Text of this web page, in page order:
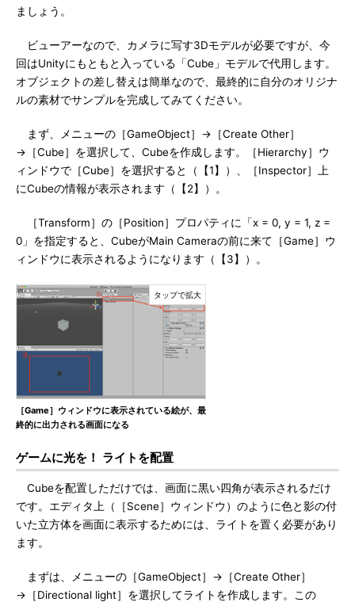
ましょう。
ビューアーなので、カメラに写す3Dモデルが必要ですが、今
回はUnityにもともと入っている「Cube」モデルで代用します。
オブジェクトの差し替えは簡単なので、最終的に自分のオリジナ
ルの素材でサンプルを完成してみてください。
まず、メニューの［GameObject］→［Create Other］
→［Cube］を選択して、Cubeを作成します。［Hierarchy］ウ
ィンドウで［Cube］を選択すると（【1】）、［Inspector］上
にCubeの情報が表示されます（【2】）。
［Transform］の［Position］プロパティに「x = 0, y = 1, z =
0」を指定すると、CubeがMain Cameraの前に来て［Game］ウ
ィンドウに表示されるようになります（【3】）。
［Game］ウィンドウに表示されている絵が、最
終的に出力される画面になる
ゲームに光を！ ライトを配置
Cubeを配置しただけでは、画面に黒い四角が表示されるだけ
です。エディタ上（［Scene］ウィンドウ）のように色と影の付
いた立方体を画面に表示するためには、ライトを置く必要があり
ます。
まずは、メニューの［GameObject］→［Create Other］
→［Directional light］を選択してライトを作成します。この